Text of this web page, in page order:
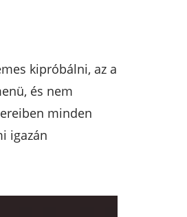
kipróbálni, az a
és nem
minden
igazán